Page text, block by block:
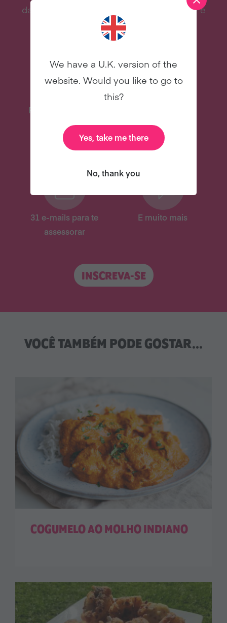
das celebridades, receitas e muito mais - e
tudo grátis!
Receitas deliciosas
Novo
das celebridades
Novo
31 e-mails para te
assessorar
E muito mais
INSCREVA-SE
VOCÊ TAMBÉM PODE GOSTAR...
COGUMELO AO MOLHO INDIANO
We have a U.K. version of the
website. Would you like to go to
this?
Yes, take me there
No, thank you